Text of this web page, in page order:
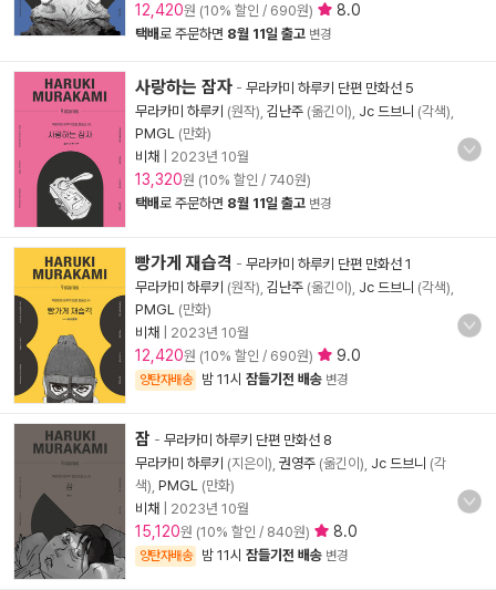
12,420원 (10% 할인 / 690원) 8.0
택배로 주문하면 8월 11일 출고 변경
사랑하는 잠자 - 무라카미 하루키 단편 만화선 5
무라카미 하루키 (원작), 김난주 (옮긴이), Jc 드브니 (각색),
PMGL (만화)
비채
2023년 10월
13,320원 (10% 할인 / 740원)
택배로 주문하면 8월 11일 출고 변경
빵가게 재습격 - 무라카미 하루키 단편 만화선 1
무라카미 하루키 (원작), 김난주 (옮긴이), Jc 드브니 (각색),
PMGL (만화)
비채
2023년 10월
12,420원 (10% 할인 / 690원) 9.0
양탄자배송 밤 11시 잠들기전 배송 변경
잠 - 무라카미 하루키 단편 만화선 8
무라카미 하루키 (지은이), 권영주 (옮긴이), Jc 드브니 (각
색), PMGL (만화)
비채
2023년 10월
15,120원 (10% 할인 / 840원) 8.0
양탄자배송 밤 11시 잠들기전 배송 변경